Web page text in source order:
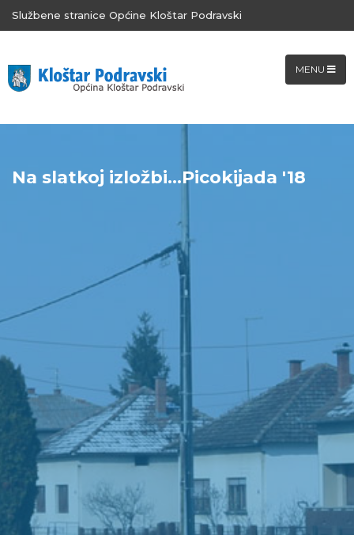
Službene stranice Općine Kloštar Podravski
MENU
Na slatkoj izložbi...Picokijada '18